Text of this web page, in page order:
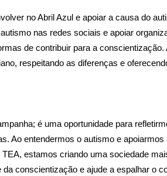
no Abril Azul e apoiar a causa do
nas redes sociais e apoiar
de contribuir para a
respeitando as diferenças e
é uma oportunidade para
Ao entendermos o autismo e
estamos criando uma sociedade
conscientização e ajude a espalhar o